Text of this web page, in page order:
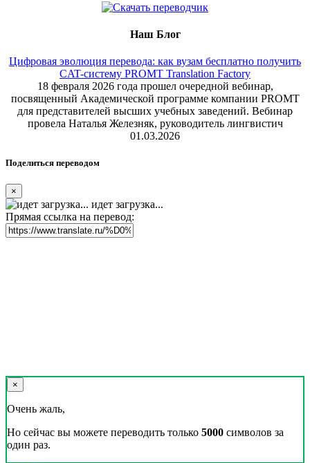
Наш Блог
Цифровая эволюция перевода: как вузам бесплатно получить
CAT-систему PROMT Translation Factory
18 февраля 2026 года прошел очередной вебинар,
посвященный Академической программе компании PROMT
для представителей высших учебных заведений. Вебинар
провела Наталья Железняк, руководитель лингвистич
01.03.2026
Поделиться переводом
×
идет загрузка...
Прямая ссылка на перевод:
×
Очень жаль,
Но сейчас вы можете переводить только 5000 символов за
один раз.